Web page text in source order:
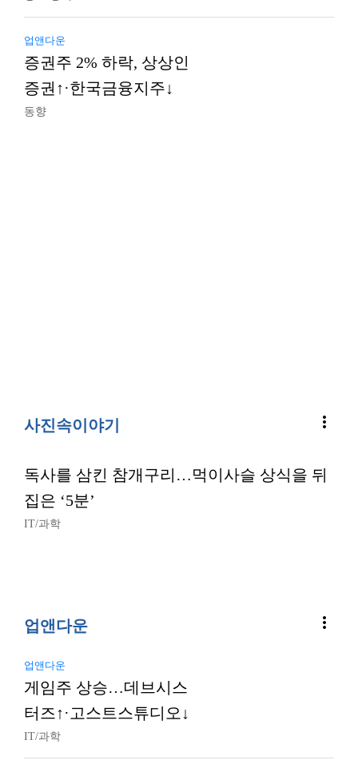
업앤다운
증권주 2% 하락, 상상인
증권↑·한국금융지주↓
동향
사진속이야기 more_vert
독사를 삼킨 참개구리…먹이사슬 상식을 뒤
집은 ‘5분’
IT/과학
업앤다운 more_vert
업앤다운
게임주 상승…데브시스
터즈↑·고스트스튜디오↓
IT/과학